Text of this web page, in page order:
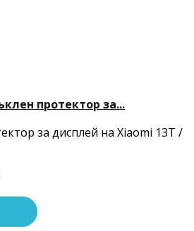
протектор за...
за дисплей на Xiaomi 13T /